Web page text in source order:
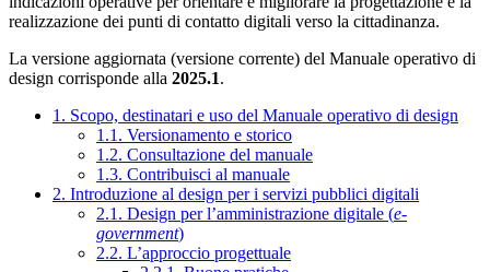
realizzazione dei punti di contatto digitali verso la cittadinanza.
La versione aggiornata (versione corrente) del Manuale operativo di
design corrisponde alla 2025.1.
1. Scopo, destinatari e uso del Manuale operativo di design
1.1. Versionamento e storico
1.2. Consultazione del manuale
1.3. Contribuisci al manuale
2. Introduzione al design per i servizi pubblici digitali
2.1. Design per l’amministrazione digitale (e-
government)
2.2. L’approccio progettuale